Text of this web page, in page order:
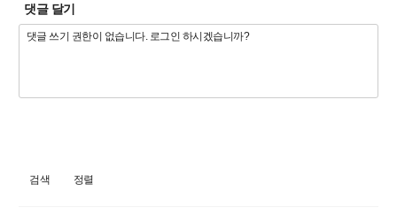
댓글 달기
검색 정렬